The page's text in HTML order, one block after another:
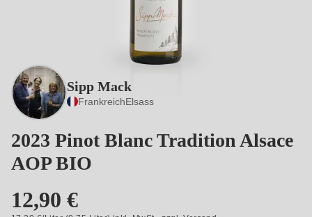
Sipp Mack
FrankreichElsass
2023 Pinot Blanc Tradition Alsace
AOP BIO
12,90 €